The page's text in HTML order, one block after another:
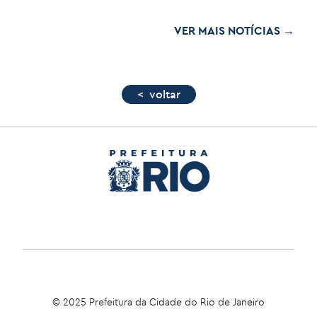
VER MAIS NOTÍCIAS →
< voltar
© 2025 Prefeitura da Cidade do Rio de Janeiro